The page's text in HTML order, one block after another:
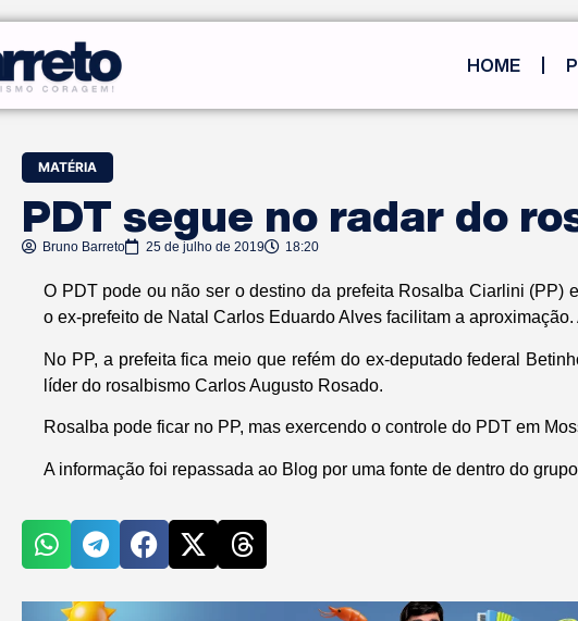
HOME
MATÉRIA
PDT segue no radar do
Bruno Barreto 25 de julho de 2019 18:20
O PDT pode ou não ser o destino da prefeita Rosalba Ciarlini (PP)
o ex-prefeito de Natal Carlos Eduardo Alves facilitam a
No PP, a prefeita fica meio que refém do ex-deputado federal
líder do rosalbismo Carlos Augusto Rosado.
Rosalba pode ficar no PP, mas exercendo o controle do PDT em
A informação foi repassada ao Blog por uma fonte de dentro do